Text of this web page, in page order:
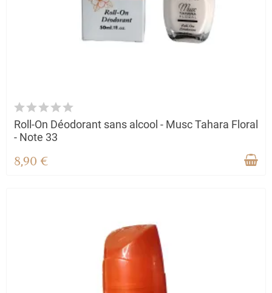
Roll-On Déodorant sans alcool - Musc Tahara Floral
- Note 33
8,90 €